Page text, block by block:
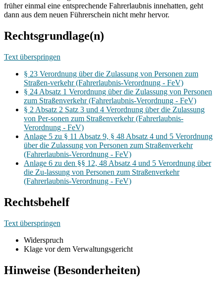
früher einmal eine entsprechende Fahrerlaubnis innehatten, geht
dann aus dem neuen Führerschein nicht mehr hervor.
Rechtsgrundlage(n)
Text überspringen
§ 23 Verordnung über die Zulassung von Personen zum
Straßen-verkehr (Fahrerlaubnis-Verordnung - FeV)
§ 24 Absatz 1 Verordnung über die Zulassung von Personen
zum Straßenverkehr (Fahrerlaubnis-Verordnung - FeV)
§ 2 Absatz 2 Satz 3 und 4 Verordnung über die Zulassung
von Per-sonen zum Straßenverkehr (Fahrerlaubnis-
Verordnung - FeV)
Anlage 5 zu § 11 Absatz 9, § 48 Absatz 4 und 5 Verordnung
über die Zulassung von Personen zum Straßenverkehr
(Fahrerlaubnis-Verordnung - FeV)
Anlage 6 zu den §§ 12, 48 Absatz 4 und 5 Verordnung über
die Zu-lassung von Personen zum Straßenverkehr
(Fahrerlaubnis-Verordnung - FeV)
Rechtsbehelf
Text überspringen
Widerspruch
Klage vor dem Verwaltungsgericht
Hinweise (Besonderheiten)